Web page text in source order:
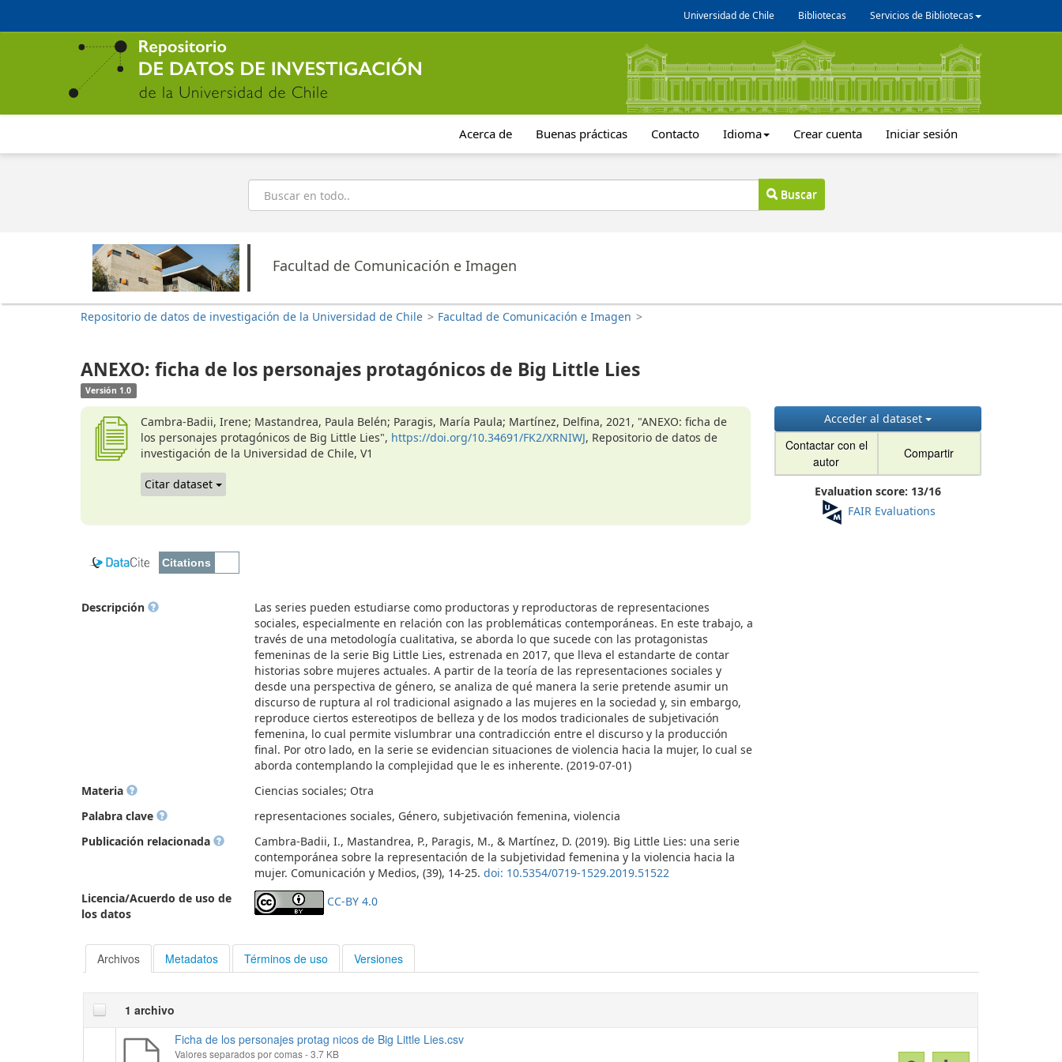
contenido
Universidad de Chile Bibliotecas Servicios de Bibliotecas
Acerca de Buenas prácticas Contacto Idioma Crear cuenta Iniciar sesión
Buscar
Buscar
Facultad de Comunicación e Imagen
Repositorio de datos de investigación de la Universidad de Chile > Facultad de Comunicación e Imagen >
ANEXO: ficha de los personajes protagónicos de Big Little Lies
Versión 1.0
Cambra-Badii, Irene; Mastandrea, Paula Belén; Paragis, María Paula; Martínez, Delfina, 2021, "ANEXO: ficha de
los personajes protagónicos de Big Little Lies", https://doi.org/10.34691/FK2/XRNIWJ, Repositorio de datos de
investigación de la Universidad de Chile, V1
Citar dataset
Acceder al dataset
Contactar con el
autor
Compartir
Evaluation score: 13/16
FAIR Evaluations
Descripción
Las series pueden estudiarse como productoras y reproductoras de representaciones
sociales, especialmente en relación con las problemáticas contemporáneas. En este trabajo, a
través de una metodología cualitativa, se aborda lo que sucede con las protagonistas
femeninas de la serie Big Little Lies, estrenada en 2017, que lleva el estandarte de contar
historias sobre mujeres actuales. A partir de la teoría de las representaciones sociales y
desde una perspectiva de género, se analiza de qué manera la serie pretende asumir un
discurso de ruptura al rol tradicional asignado a las mujeres en la sociedad y, sin embargo,
reproduce ciertos estereotipos de belleza y de los modos tradicionales de subjetivación
femenina, lo cual permite vislumbrar una contradicción entre el discurso y la producción
final. Por otro lado, en la serie se evidencian situaciones de violencia hacia la mujer, lo cual se
aborda contemplando la complejidad que le es inherente. (2019-07-01)
Materia
Ciencias sociales; Otra
Palabra clave
representaciones sociales, Género, subjetivación femenina, violencia
Publicación relacionada
Cambra-Badii, I., Mastandrea, P., Paragis, M., & Martínez, D. (2019). Big Little Lies: una serie
contemporánea sobre la representación de la subjetividad femenina y la violencia hacia la
mujer. Comunicación y Medios, (39), 14-25. doi: 10.5354/0719-1529.2019.51522
Licencia/Acuerdo de uso de
los datos
CC-BY 4.0
Archivos Metadatos Términos de uso Versiones
1 archivo
Ficha de los personajes protag nicos de Big Little Lies.csv
Valores separados por comas- 3.7 KB